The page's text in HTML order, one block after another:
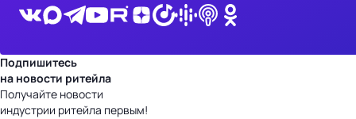
Подпишитесь
на новости ритейла
Получайте новости
индустрии ритейла первым!